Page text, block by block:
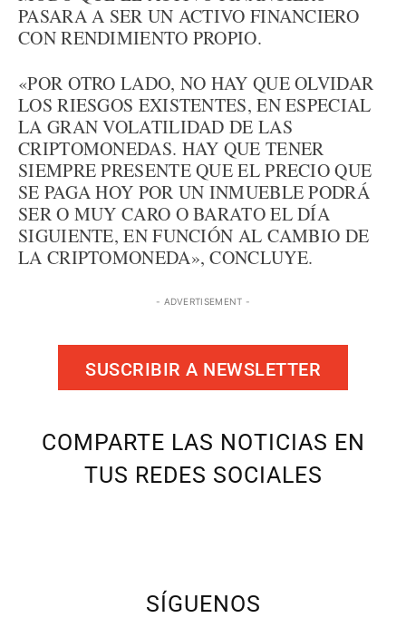
PASARA A SER UN ACTIVO FINANCIERO
CON RENDIMIENTO PROPIO.
«POR OTRO LADO, NO HAY QUE OLVIDAR
LOS RIESGOS EXISTENTES, EN ESPECIAL
LA GRAN VOLATILIDAD DE LAS
CRIPTOMONEDAS. HAY QUE TENER
SIEMPRE PRESENTE QUE EL PRECIO QUE
SE PAGA HOY POR UN INMUEBLE PODRÁ
SER O MUY CARO O BARATO EL DÍA
SIGUIENTE, EN FUNCIÓN AL CAMBIO DE
LA CRIPTOMONEDA», CONCLUYE.
- ADVERTISEMENT -
SUSCRIBIR A NEWSLETTER
COMPARTE LAS NOTICIAS EN
TUS REDES SOCIALES
SÍGUENOS